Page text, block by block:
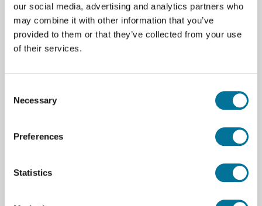
our social media, advertising and analytics partners who
may combine it with other information that you’ve
provided to them or that they’ve collected from your use
of their services.
Selection
Necessary
Preferences
Statistics
Doekgewicht 300 grams/m²
Drukknoopsluiting
Twee zijzakken
Binnenzak en borstzak
Specificaties
Materiaal